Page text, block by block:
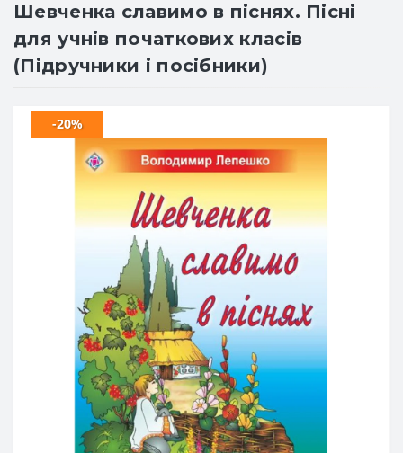
Шевченка славимо в піснях. Пісні
для учнів початкових класів
(Підручники і посібники)
-20%